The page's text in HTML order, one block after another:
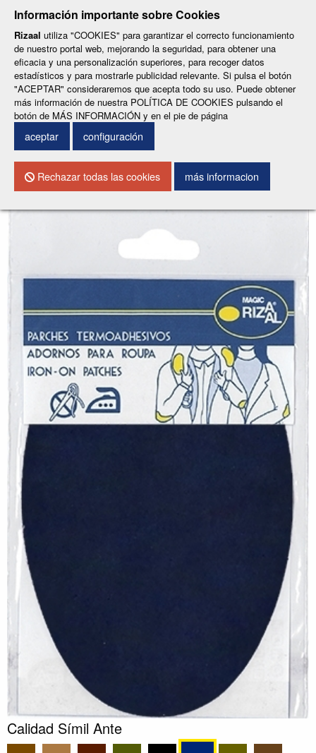
Información importante sobre Cookies
Rizaal utiliza "COOKIES" para garantizar el correcto funcionamiento
de nuestro portal web, mejorando la seguridad, para obtener una
eficacia y una personalización superiores, para recoger datos
estadísticos y para mostrarle publicidad relevante. Si pulsa el botón
"ACEPTAR" consideraremos que acepta todo su uso. Puede obtener
más información de nuestra POLÍTICA DE COOKIES pulsando el
botón de MÁS INFORMACIÓN y en el pie de página
aceptar configuración
Rechazar todas las cookies más informacion
Menu
INICIAR SESIÓN
Calidad Símil Ante